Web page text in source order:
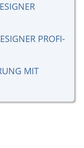
PROFI-
MIT